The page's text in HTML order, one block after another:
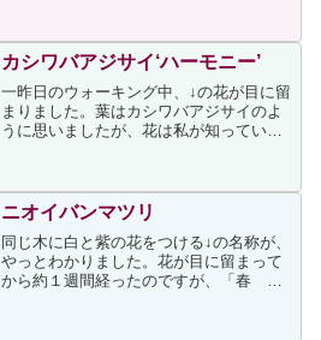
ほかアジサイの花が見られなくなってい
ます。始めはそれに気づかず...
カシワバアジサイ‘ハーモニー’
一昨日のウォーキング中、↓の花が目に留
まりました。葉はカシワバアジサイのよ
うに思いましたが、花は私が知っている
ら写しました。そして昨日、一昨日写し
た花はカシワバアジサイ...
ニオイバンマツリ
同じ木に白と紫の花をつける↓の名称が、
やっとわかりました。花が目に留まって
から約１週間経ったのですが、「春 紫